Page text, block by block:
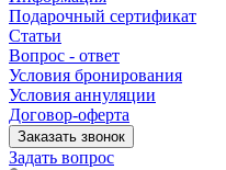
Подарочный сертификат
Статьи
Вопрос - ответ
Условия бронирования
Условия аннуляции
Договор-оферта
Заказать звонок
Задать вопрос